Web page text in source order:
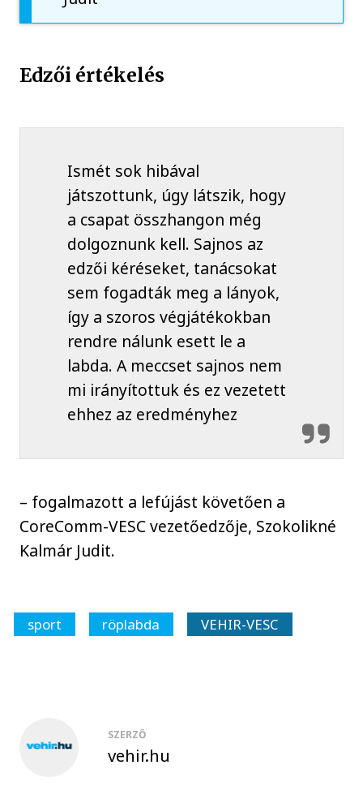
Edzői értékelés
Ismét sok hibával
játszottunk, úgy látszik, hogy
a csapat összhangon még
dolgoznunk kell. Sajnos az
edzői kéréseket, tanácsokat
sem fogadták meg a lányok,
így a szoros végjátékokban
rendre nálunk esett le a
labda. A meccset sajnos nem
mi irányítottuk és ez vezetett
ehhez az eredményhez
– fogalmazott a lefújást követően a
CoreComm-VESC vezetőedzője, Szokolikné
Kalmár Judit.
sport röplabda VEHIR-VESC
SZERZŐ
vehir.hu